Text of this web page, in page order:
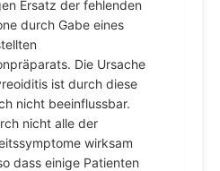
Ersatz der fehlenden
durch Gabe eines
Die Ursache
ist durch diese
nicht beeinflussbar.
nicht alle der
wirksam
dass einige Patienten